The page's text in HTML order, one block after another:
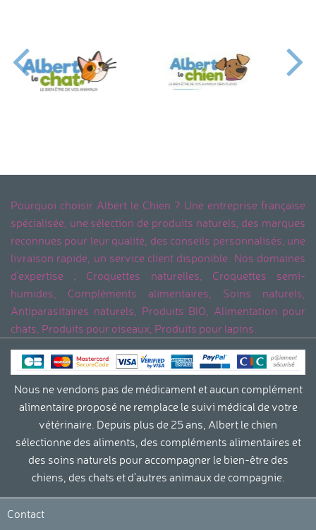
Pourquoi choisir Albert le Chien ? Une entreprise française
spécialisée, une sélection de produits naturels, des marques
reconnues pour leur qualité, des conseils personnalisés, une
livraison rapide, un service client disponible. Nos domaines
d'expertise ; Croquettes naturelles, Croquettes semi-
humides, Compléments alimentaires, Soins naturels,
Antiparasitaires naturels, Produits BIO, Alimentation pour
chats, Produits pour oiseaux, Produits pour lapins.
Nous ne vendons pas de médicament et aucun complément
alimentaire proposé ne remplace le suivi médical de votre
vétérinaire. Depuis plus de 25 ans, Albert le chien
sélectionne des aliments, des compléments alimentaires et
des soins naturels pour accompagner le bien-être des
chiens, des chats et d'autres animaux de compagnie.
Contact